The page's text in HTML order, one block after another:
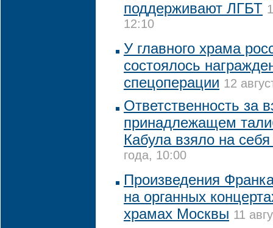
поддерживают ЛГБТ
12:10
У главного храма
состоялось
спецоперации 12
Ответственность за
принадлежащем
Кабула взяло на
года, 10:00
Произведения
на органных
храмах Москвы 11